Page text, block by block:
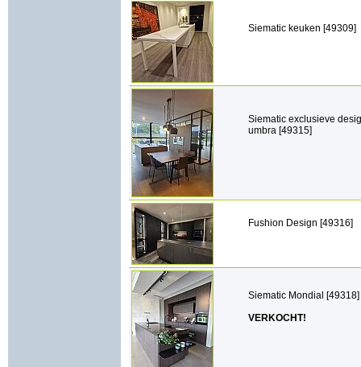
Siematic keuken [49309]
Siematic exclusieve
umbra [49315]
Fushion Design [49316]
Siematic Mondial [49318]
VERKOCHT!